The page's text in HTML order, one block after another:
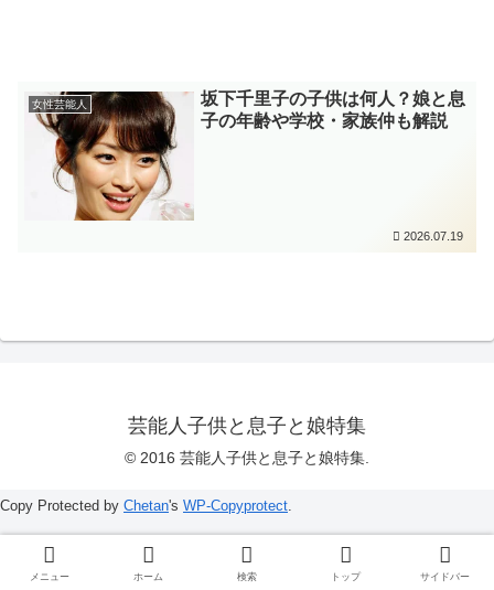
女性芸能人
坂下千里子の子供は何人？娘と息
子の年齢や学校・家族仲も解説
2026.07.19
芸能人子供と息子と娘特集
© 2016 芸能人子供と息子と娘特集.
メニュー ホーム 検索 トップ サイドバー
Copy Protected by Chetan's WP-Copyprotect